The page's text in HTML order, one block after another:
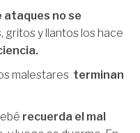
ataques no se
gritos y llantos los hace
malestares terminan
recuerda el mal